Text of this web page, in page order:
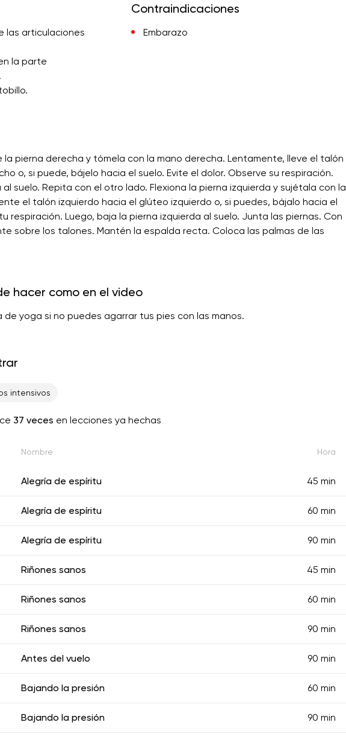
las articulaciones
la parte
Contraindicaciones
Embarazo
pierna derecha y tómela con la mano derecha. Lentamente, lleve el talón
o, si puede, bájelo hacia el suelo. Evite el dolor. Observe su respiración.
suelo. Repita con el otro lado. Flexiona la pierna izquierda y sujétala con la
el talón izquierdo hacia el glúteo izquierdo o, si puedes, bájalo hacia el
respiración. Luego, baja la pierna izquierda al suelo. Junta las piernas. Con
sobre los talones. Mantén la espalda recta. Coloca las palmas de las
hacer como en el video
de yoga si no puedes agarrar tus pies con las manos.
intensivos
37 veces en lecciones ya hechas
Nombre Hora
Alegría de espíritu 45 min
Alegría de espíritu 60 min
Alegría de espíritu 90 min
Riñones sanos 45 min
Riñones sanos 60 min
Riñones sanos 90 min
Antes del vuelo 90 min
Bajando la presión 60 min
Bajando la presión 90 min